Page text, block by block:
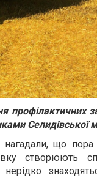
профілактичних
Селидівської
нагадали, що
створюють
нерідко